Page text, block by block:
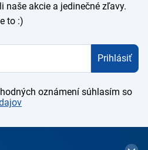
naše akcie a jedinečné zľavy.
to :)
Prihlásiť
oznámení súhlasím so